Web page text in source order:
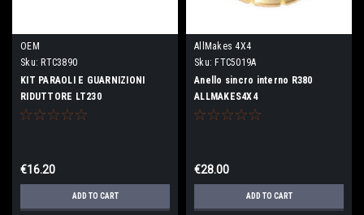
OEM
Sku: RTC3890
KIT PARAOLI E GUARNIZIONI
RIDUTTORE LT230
€16.20
ADD TO CART
AllMakes 4X4
Sku: FTC5019A
Anello sincro interno R380
ALLMAKES4X4
€28.00
ADD TO CART